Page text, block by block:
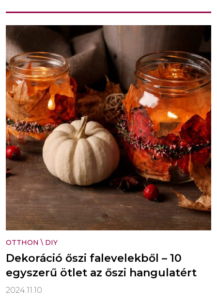
OTTHON \ DIY
Dekoráció őszi falevelekből – 10
egyszerű ötlet az őszi hangulatért
2024.11.10.